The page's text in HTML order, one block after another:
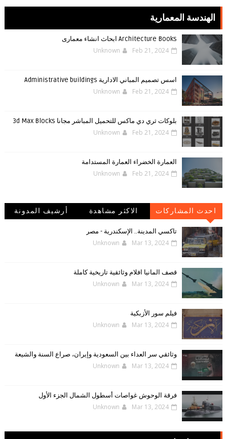
الهندسة المعمارية
Architecture Books ابحاث انشاء معمارى
Unknown Feb 21, 2024
اسس تصميم المباني الادارية Administrative buildings
Unknown Feb 21, 2024
بلوكات ثري دي ماكس للتحميل المباشر مجانا 3d Max Blocks
Unknown Feb 21, 2024
العمارة الخضراء العمارة المستدامة
Unknown Feb 21, 2024
احدث المشاركات الاكثر مشاهدة
أرشيف المدونة
تاكسي المدينة.. الإسكندرية - مصر
Unknown Mar 13, 2024
قصف المانيا افلام وثائقية تاريخية كاملة
Unknown Mar 13, 2024
فيلم سور الأزبكية
Unknown Mar 13, 2024
وثائقي سر العداء بين السعودية وإيران، صراع السنة والشيعة
Unknown Mar 13, 2024
فرقة الوحوش غواصات أسطول الشمال الجزء الأول
Unknown Mar 13, 2024